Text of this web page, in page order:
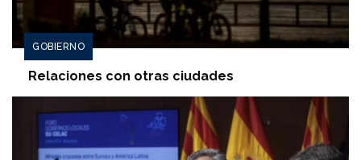
GOBIERNO
Relaciones con otras ciudades